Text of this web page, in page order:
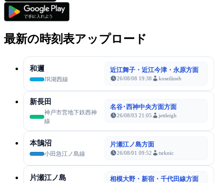
最新の時刻表アップロード
和邇
JR湖西線
近江舞子・近江今津・永原方面
26/08/08 19:38 koseilineb
新長田
神戸市営地下鉄西神
線
名谷･西神中央方面方面
26/08/03 21:05 jettleigh
本鵠沼
小田急江ノ島線
片瀬江ノ島方面
26/08/01 09:52 tsrknic
片瀬江ノ島 相模大野・新宿・千代田線方面